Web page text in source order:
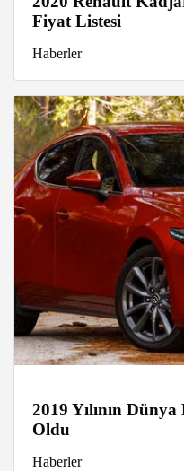
Fiyat Listesi
Haberler
2019 Yılının
Oldu
Haberler